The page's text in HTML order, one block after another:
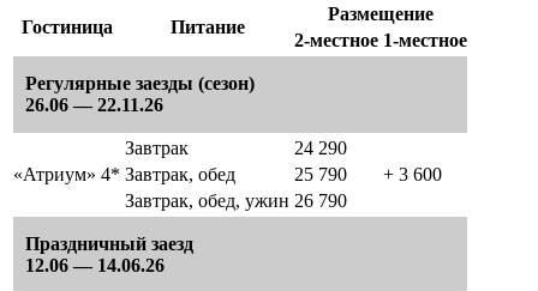
Гостиница
Питание
Размещение
2-местное 1-местное
Регулярные заезды (сезон)
26.06 — 22.11.26
«Атриум» 4*
Завтрак
24 290
+ 3 600
Завтрак, обед
25 790
Завтрак, обед, ужин 26 790
Праздничный заезд
12.06 — 14.06.26